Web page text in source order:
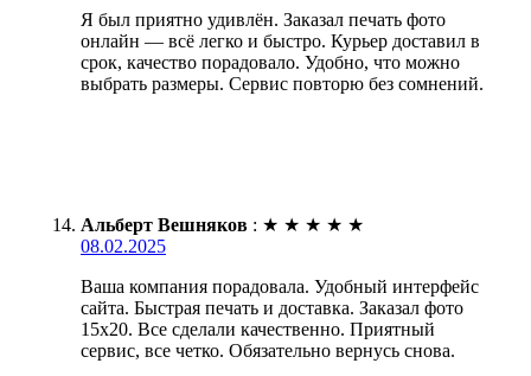
Я был приятно удивлён. Заказал печать фото
онлайн — всё легко и быстро. Курьер доставил в
срок, качество порадовало. Удобно, что можно
выбрать размеры. Сервис повторю без сомнений.
Альберт Вешняков : ★ ★ ★ ★ ★
08.02.2025
Ваша компания порадовала. Удобный интерфейс
сайта. Быстрая печать и доставка. Заказал фото
15х20. Все сделали качественно. Приятный
сервис, все четко. Обязательно вернусь снова.